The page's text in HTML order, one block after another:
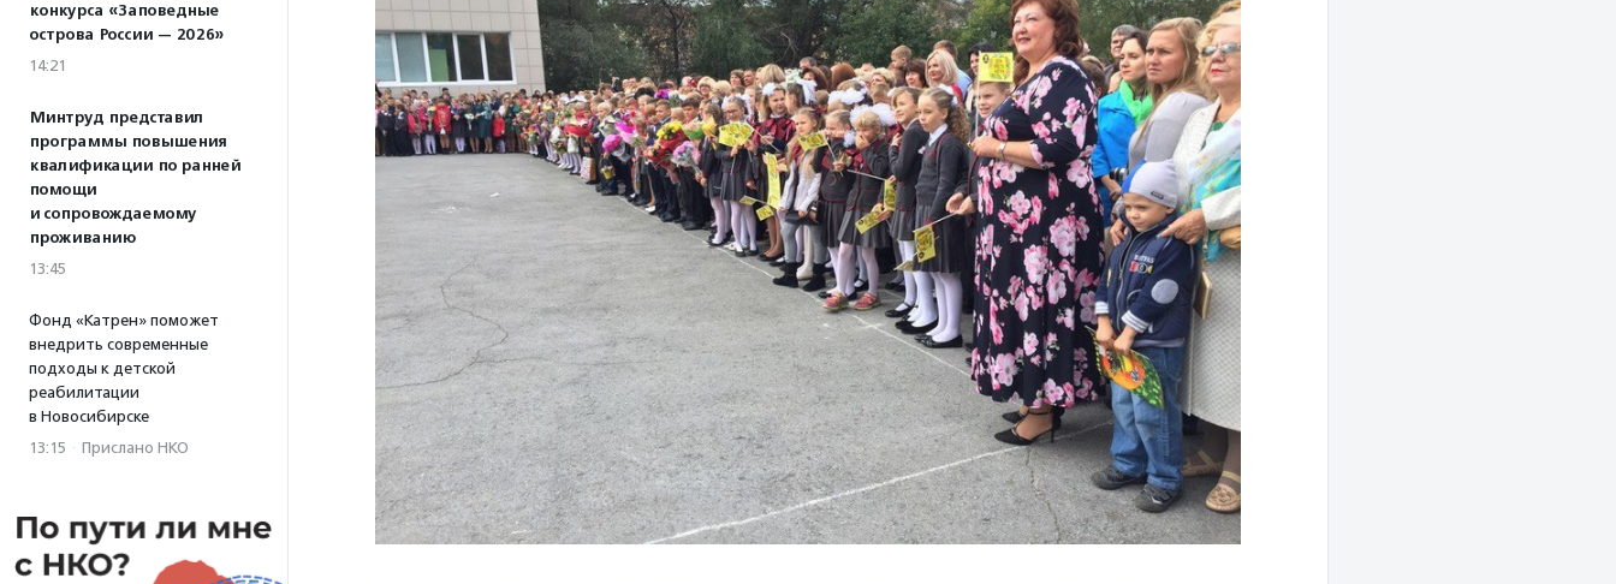
конкурса «Заповедные
острова России — 2026»
14:21
Минтруд представил
программы повышения
квалификации по ранней
помощи
и сопровождаемому
проживанию
13:45
Фонд «Катрен» поможет
внедрить современные
подходы к детской
реабилитации
в Новосибирске
13:15 · Прислано НКО